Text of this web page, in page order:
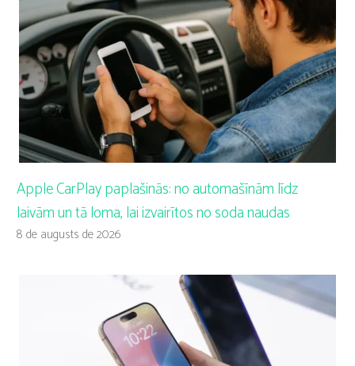
Apple CarPlay paplašinās: no automašīnām līdz
laivām un tā loma, lai izvairītos no soda naudas
8 de augusts de 2026